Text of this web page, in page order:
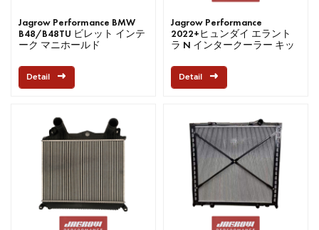
Jagrow Performance BMW
B48/B48TU ビレット インテ
ーク マニホールド
Detail
Jagrow Performance
2022+ヒュンダイ エラント
ラ N インタークーラー キッ
Detail